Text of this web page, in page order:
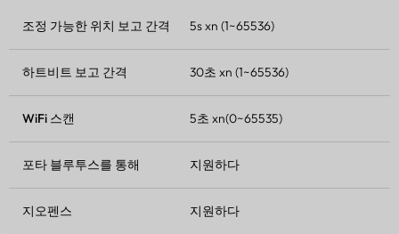
조정 가능한 위치 보고 간격 5s xn (1~65536)
하트비트 보고 간격 30초 xn (1~65536)
WiFi 스캔 5초 xn(0~65535)
포타 블루투스를 통해 지원하다
지오펜스 지원하다